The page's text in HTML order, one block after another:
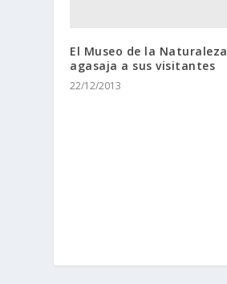
El Museo de la Naturaleza
agasaja a sus visitantes
22/12/2013